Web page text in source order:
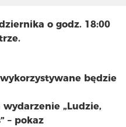
o godz. 18:00
będzie
„Ludzie,
– pokaz